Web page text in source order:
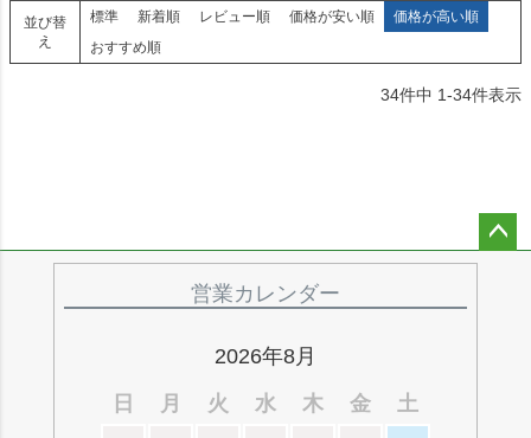
並び替
え
標準 新着順 レビュー順 価格が安い順
価格が高い順
おすすめ順
34件中 1-34件表示
営業カレンダー
2026年8月
日
月 火 水 木 金 土